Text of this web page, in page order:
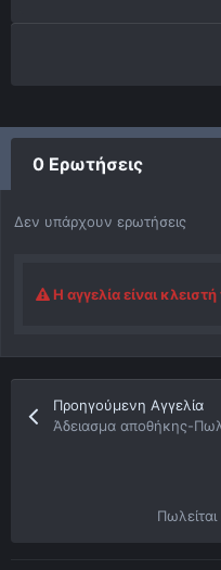
0 Ερωτήσεις
Δεν υπάρχουν ερωτήσεις
Η αγγελία είναι
Προηγούμενη Αγγελία
Άδειασμα αποθήκης-